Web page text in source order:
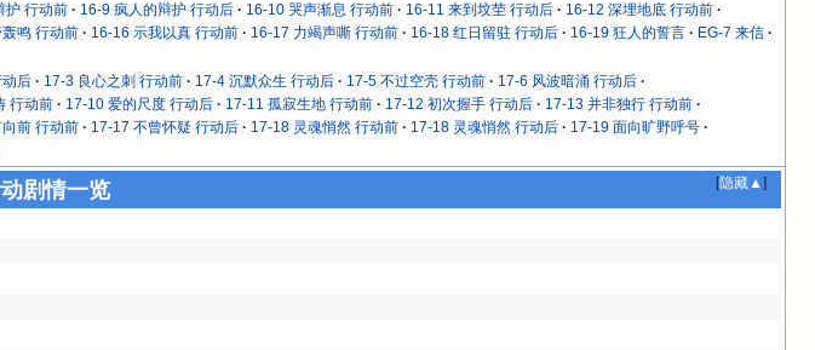
护 行动前 16-9 疯人的辩护 行动后 16-10 哭声渐息 行动前 16-11 来到坟茔 行动后
16-12 深埋地底 行动前
鸣 行动前 16-16 示我以真 行动前 16-17 力竭声嘶 行动前 16-18 红日留驻 行动后 16-19 狂人的誓言
EG-7 来信
后 17-3 良心之刺 行动前 17-4 沉默众生 行动后 17-5 不过空壳 行动前
17-6 风波暗涌 行动后
行动前 17-10 爱的尺度 行动后 17-11 孤寂生地 行动前 17-12 初次握手 行动后
17-13 并非独行 行动前
前 行动前 17-17 不曾怀疑 行动后 17-18 灵魂悄然 行动前 17-18 灵魂悄然 行动后
17-19 面向旷野呼号
[隐藏▲ ]
剧情一览